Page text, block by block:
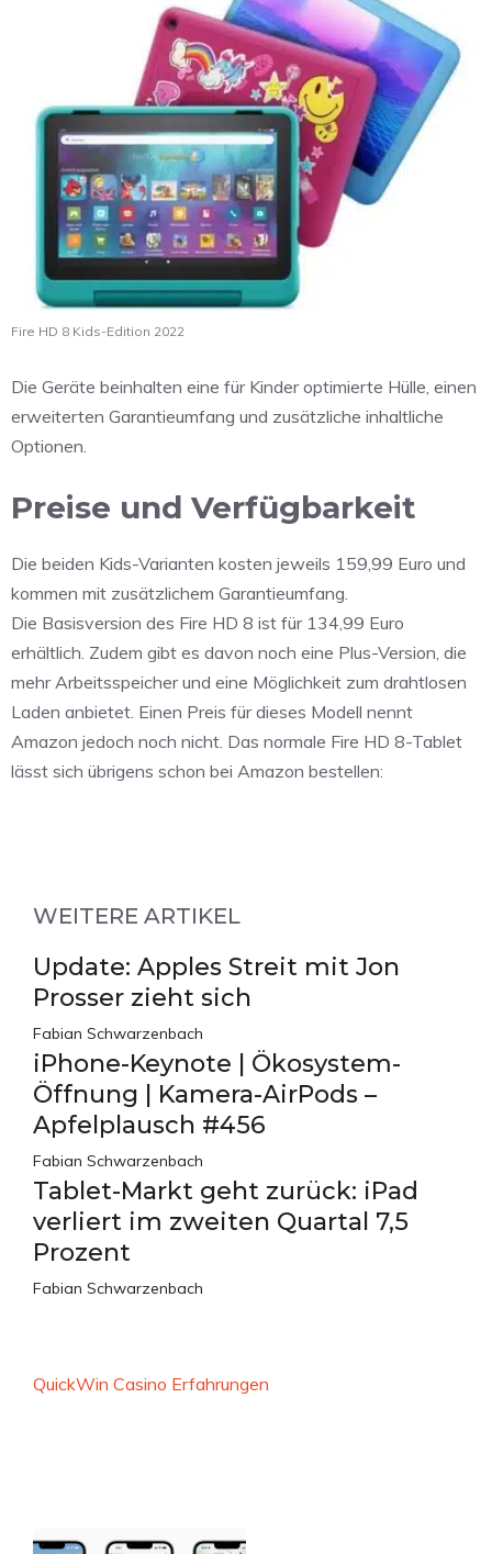
Fire HD 8 Kids-Edition 2022
Die Geräte beinhalten eine für Kinder optimierte Hülle, einen
erweiterten Garantieumfang und zusätzliche inhaltliche
Optionen.
Preise und Verfügbarkeit
Die beiden Kids-Varianten kosten jeweils 159,99 Euro und
kommen mit zusätzlichem Garantieumfang.
Die Basisversion des Fire HD 8 ist für 134,99 Euro
erhältlich. Zudem gibt es davon noch eine Plus-Version, die
mehr Arbeitsspeicher und eine Möglichkeit zum drahtlosen
Laden anbietet. Einen Preis für dieses Modell nennt
Amazon jedoch noch nicht. Das normale Fire HD 8-Tablet
lässt sich übrigens schon bei Amazon bestellen:
WEITERE ARTIKEL
Update: Apples Streit mit Jon
Prosser zieht sich
Fabian Schwarzenbach
iPhone-Keynote | Ökosystem-
Öffnung | Kamera-AirPods –
Apfelplausch #456
Fabian Schwarzenbach
Tablet-Markt geht zurück: iPad
verliert im zweiten Quartal 7,5
Prozent
Fabian Schwarzenbach
QuickWin Casino Erfahrungen